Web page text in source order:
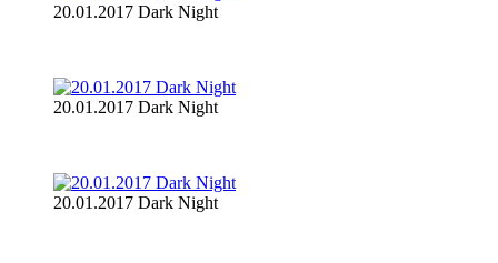
20.01.2017 Dark Night
20.01.2017 Dark Night
20.01.2017 Dark Night